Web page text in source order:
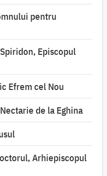
pentru
Episcopul
Efrem cel Nou
de la Eghina
Arhiepiscopul